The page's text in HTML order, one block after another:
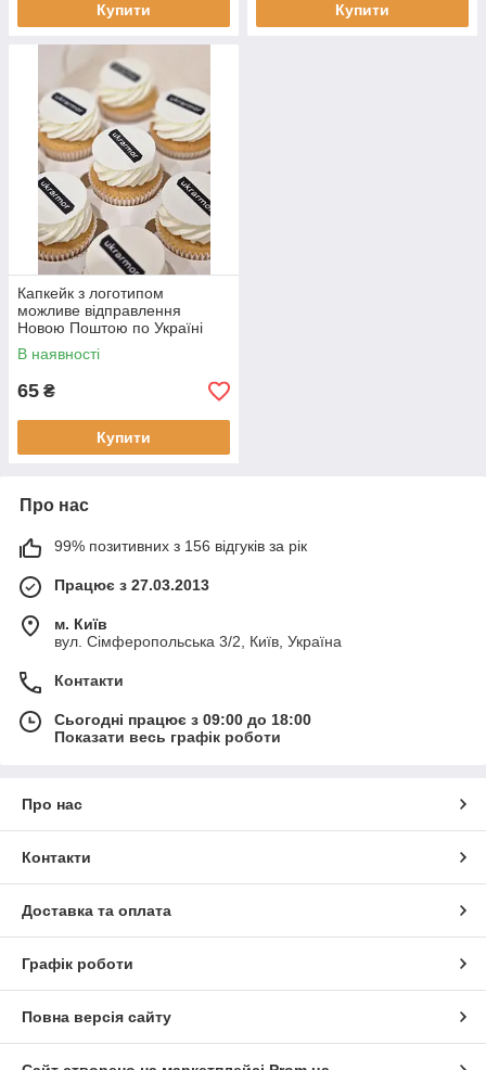
Купити Купити
Капкейк з логотипом
можливе відправлення
Новою Поштою по Україні
В наявності
65 ₴
Купити
Про нас
99% позитивних з 156 відгуків за рік
Працює з 27.03.2013
м. Київ
вул. Сімферопольська 3/2, Київ, Україна
Контакти
Сьогодні працює з 09:00 до 18:00
Показати весь графік роботи
Про нас
Контакти
Доставка та оплата
Графік роботи
Повна версія сайту